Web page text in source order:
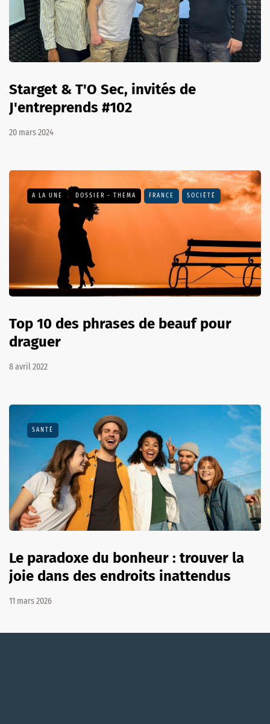
Starget & T'O Sec, invités de
J'entreprends #102
20 mars 2024
A LA UNE DOSSIER - THEMA FRANCE SOCIÉTÉ
Top 10 des phrases de beauf pour
draguer
8 avril 2022
SANTÉ
Le paradoxe du bonheur : trouver la
joie dans des endroits inattendus
11 mars 2026